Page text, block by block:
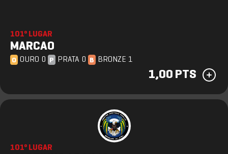
101º LUGAR
MARCAO
O OURO 0 P PRATA 0 B BRONZE 1
1,00 PTS
101º LUGAR